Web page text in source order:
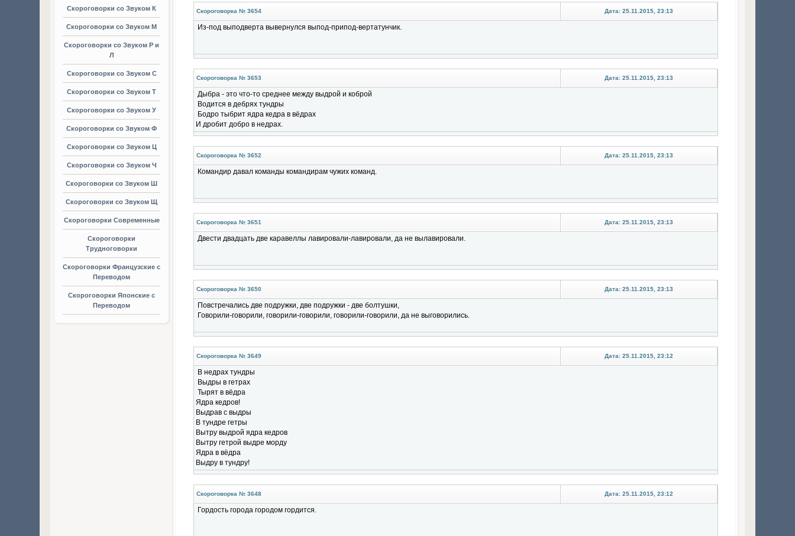
Скороговорки со Звуком К
Скороговорки со Звуком М
Скороговорки со Звуком Р и
Л
Скороговорки со Звуком С
Скороговорки со Звуком Т
Скороговорки со Звуком У
Скороговорки со Звуком Ф
Скороговорки со Звуком Ц
Скороговорки со Звуком Ч
Скороговорки со Звуком Ш
Скороговорки со Звуком Щ
Скороговорки Современные
Скороговорки
Трудноговорки
Скороговорки Французские с
Переводом
Скороговорки Японские с
Переводом
Скороговорка № 3654 Дата: 25.11.2015, 23:13
Из-под выподверта вывернулся выпод-припод-вертатунчик.
Скороговорка № 3653 Дата: 25.11.2015, 23:13
Дыбра - это что-то среднее между выдрой и коброй
Водится в дебрях тундры
Бодро тыбрит ядра кедра в вёдрах
И дробит добро в недрах.
Скороговорка № 3652 Дата: 25.11.2015, 23:13
Командир давал команды командирам чужих команд.
Скороговорка № 3651 Дата: 25.11.2015, 23:13
Двести двадцать две каравеллы лавировали-лавировали, да не вылавировали.
Скороговорка № 3650 Дата: 25.11.2015, 23:13
Повстречались две подружки, две подружки - две болтушки,
Говорили-говорили, говорили-говорили, говорили-говорили, да не выговорились.
Скороговорка № 3649 Дата: 25.11.2015, 23:12
В недрах тундры
Выдры в гетрах
Тырят в вёдра
Ядра кедров!
Выдрав с выдры
В тундре гетры
Вытру выдрой ядра кедров
Вытру гетрой выдре морду
Ядра в вёдра
Выдру в тундру!
Скороговорка № 3648 Дата: 25.11.2015, 23:12
Гордость города городом гордится.